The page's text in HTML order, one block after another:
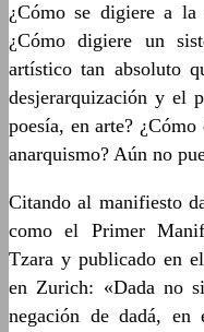
¿Cómo se digiere a la
¿Cómo digiere un
artístico tan absoluto
desjerarquización y el
poesía, en arte?
anarquismo? Aún no
Citando al manifiesto
como el Primer
Tzara y publicado en
en Zurich: «Dada no
negación de dadá, en